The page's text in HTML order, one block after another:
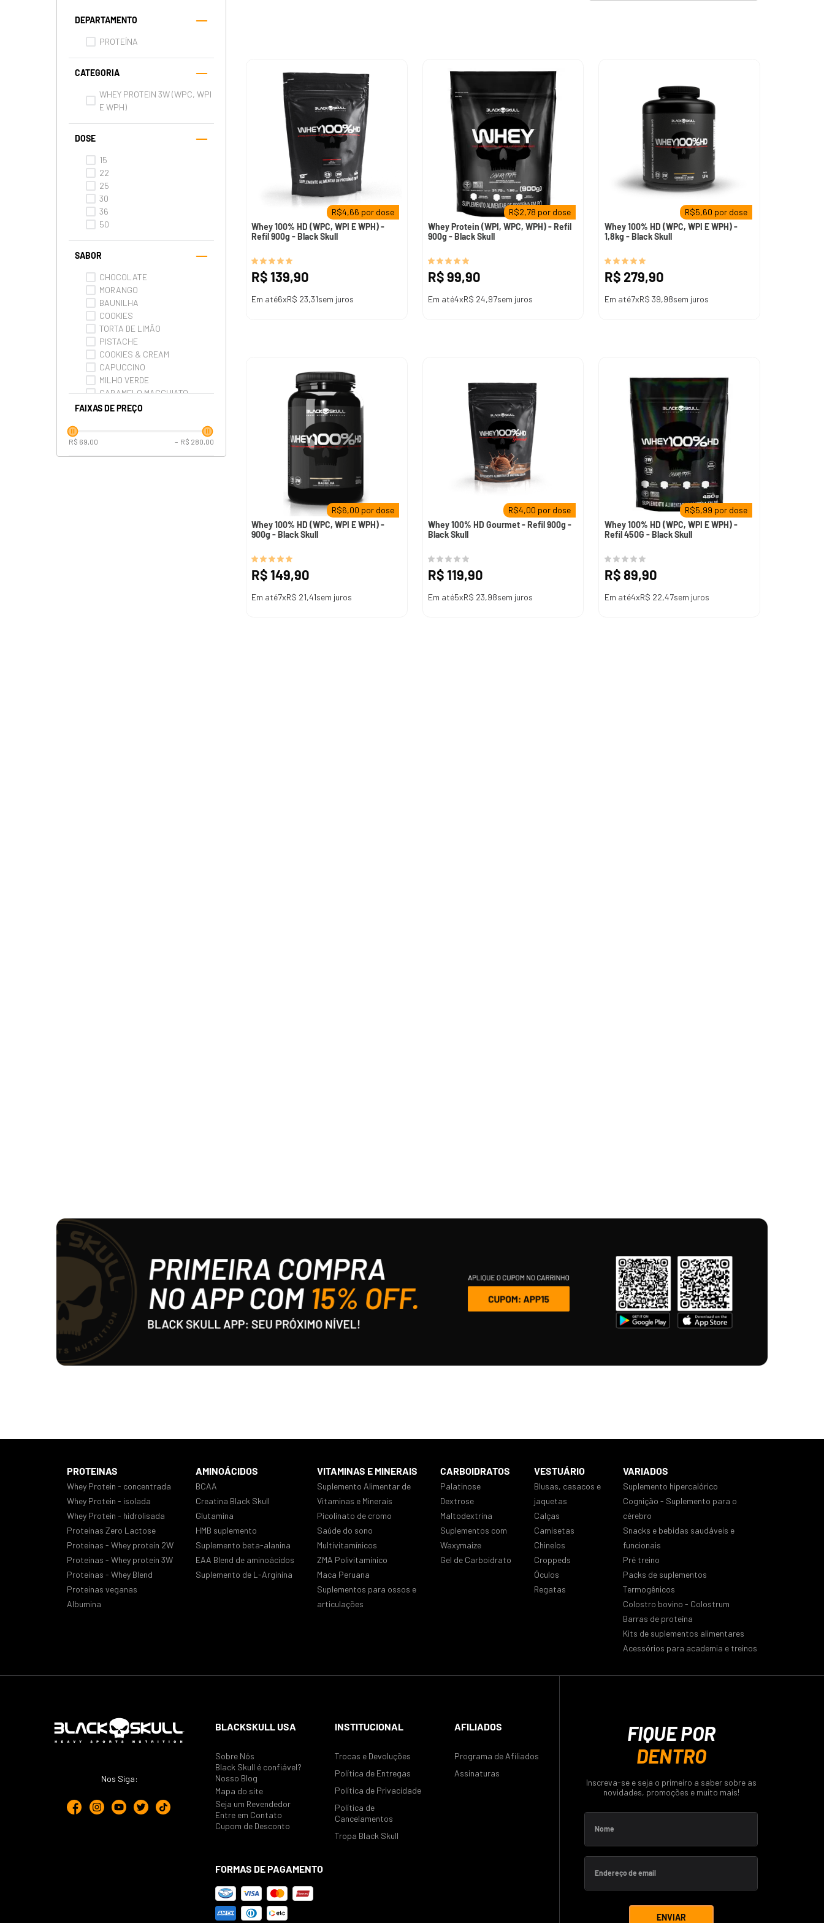
DEPARTAMENTO
PROTEÍNA
CATEGORIA
WHEY PROTEIN 3W (WPC, WPI
E WPH)
DOSE
15
22
25
30
36
50
SABOR
CHOCOLATE
MORANGO
BAUNILHA
COOKIES
TORTA DE LIMÃO
PISTACHE
COOKIES & CREAM
CAPUCCINO
MILHO VERDE
CARAMELO MACCHIATO
Ver mais 2
FAIXAS DE PREÇO
R$ 69,00 – R$ 280,00
R$4,66 por dose
Whey 100% HD (WPC, WPI E WPH) -
Refil 900g - Black Skull
R$ 139,90
Em até6xR$ 23,31sem juros
R$2,78 por dose
Whey Protein (WPI, WPC, WPH) - Refil
900g - Black Skull
R$99,90
Em até4xR$ 24,97sem juros
R$5,60 por dose
Whey 100% HD (WPC, WPI E WPH) -
1,8kg - Black Skull
R$ 279,90
Em até7xR$ 39,98sem juros
R$6,00 por dose
Whey 100% HD (WPC, WPI E WPH) -
900g - Black Skull
R$ 149,90
Em até7xR$ 21,41sem juros
R$4,00 por dose
Whey 100% HD Gourmet - Refil 900g -
Black Skull
R$119,90
Em até5xR$ 23,98sem juros
R$5,99 por dose
Whey 100% HD (WPC, WPI E WPH) -
Refil 450G - Black Skull
R$89,90
Em até4xR$ 22,47sem juros
PROTEINAS
Whey Protein - concentrada
Whey Protein - isolada
Whey Protein - hidrolisada
Proteinas Zero Lactose
Proteinas - Whey protein 2W
Proteinas - Whey protein 3W
Proteinas - Whey Blend
Proteinas veganas
Albumina
AMINOÁCIDOS
BCAA
Creatina Black Skull
Glutamina
HMB suplemento
Suplemento beta-alanina
EAA Blend de aminoácidos
Suplemento de L-Arginina
VITAMINAS E MINERAIS
Suplemento Alimentar de
Vitaminas e Minerais
Picolinato de cromo
Saúde do sono
Multivitamínicos
ZMA Polivitamínico
Maca Peruana
Suplementos para ossos e
articulações
CARBOIDRATOS
Palatinose
Dextrose
Maltodextrina
Suplementos com
Waxymaize
Gel de Carboidrato
VESTUÁRIO
Blusas, casacos e
jaquetas
Calças
Camisetas
Chinelos
Croppeds
Óculos
Regatas
VARIADOS
Suplemento hipercalórico
Cognição - Suplemento para o
cérebro
Snacks e bebidas saudáveis e
funcionais
Pré treino
Packs de suplementos
Termogênicos
Colostro bovino - Colostrum
Barras de proteína
Kits de suplementos alimentares
Acessórios para academia e treinos
Nos Siga:
BLACKSKULL USA
Sobre Nós
Black Skull é confiável?
Nosso Blog
Mapa do site
Seja um Revendedor
Entre em Contato
Cupom de Desconto
FORMAS DE PAGAMENTO
INSTITUCIONAL
Trocas e Devoluções
Política de Entregas
Política de Privacidade
Política de
Cancelamentos
Tropa Black Skull
AFILIADOS
Programa de Afiliados
Assinaturas
FIQUE POR
DENTRO
Inscreva-se e seja o primeiro a saber sobre as
novidades, promoções e muito mais!